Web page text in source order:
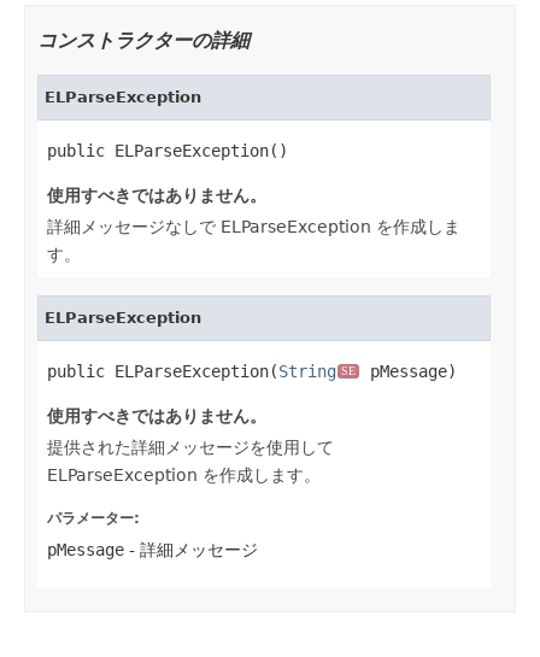
コンストラクターの詳細
ELParseException
public ELParseException()
使用すべきではありません。
詳細メッセージなしで ELParseException を作成しま
す。
ELParseException
public ELParseException(String SE pMessage)
使用すべきではありません。
提供された詳細メッセージを使用して
ELParseException を作成します。
パラメーター:
pMessage - 詳細メッセージ